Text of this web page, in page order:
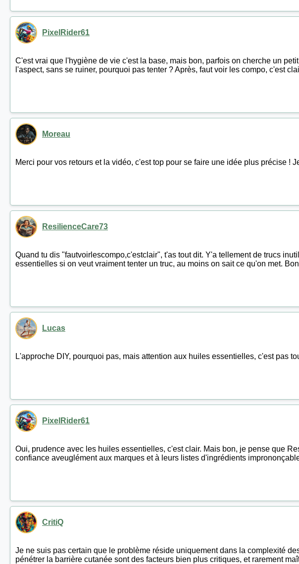
PixelRider61
C'est vrai que l'hygiène de vie c'est la base, mais bon, parfois on cherche un
l'aspect, sans se ruiner, pourquoi pas tenter ? Après, faut voir les compo, c'est
Moreau
Merci pour vos retours et la vidéo, c'est top pour se faire une idée plus précise !
ResilienceCare73
Quand tu dis "fautvoirlescompo,c'estclair", t'as tout dit. Y'a tellement de trucs
essentielles si on veut vraiment tenter un truc, au moins on sait ce qu'on met.
Lucas
L'approche DIY, pourquoi pas, mais attention aux huiles essentielles, c'est pas
PixelRider61
Oui, prudence avec les huiles essentielles, c'est clair. Mais bon, je pense que
confiance aveuglément aux marques et à leurs listes d'ingrédients
CritiQ
Je ne suis pas certain que le problème réside uniquement dans la complexité
pénétrer la barrière cutanée sont des facteurs bien plus critiques, et rarement